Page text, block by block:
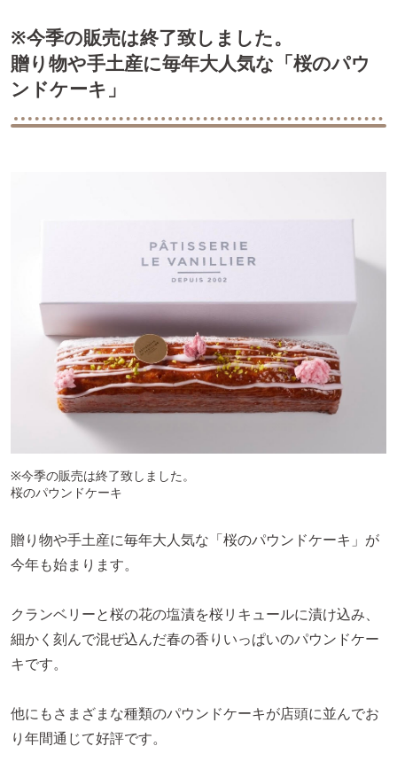
※今季の販売は終了致しました。
贈り物や手土産に毎年大人気な「桜のパウ
ンドケーキ」
※今季の販売は終了致しました。
桜のパウンドケーキ
贈り物や手土産に毎年大人気な「桜のパウンドケーキ」が
今年も始まります。
クランベリーと桜の花の塩漬を桜リキュールに漬け込み、
細かく刻んで混ぜ込んだ春の香りいっぱいのパウンドケー
キです。
他にもさまざまな種類のパウンドケーキが店頭に並んでお
り年間通じて好評です。